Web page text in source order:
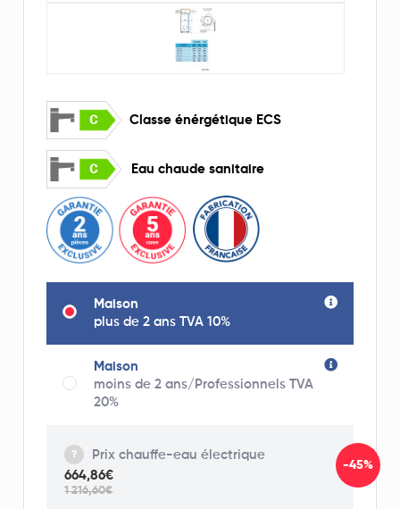
Classe énérgétique ECS
Eau chaude sanitaire
Maison
plus de 2 ans TVA 10%
Maison
moins de 2 ans/Professionnels TVA
20%
-45%
Prix chauffe-eau électrique
664,86€
1 216,60€